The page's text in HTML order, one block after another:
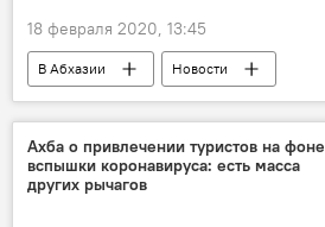
18 февраля 2020, 13:45
В Абхазии Новости
Ахба о привлечении туристов на фоне
вспышки коронавируса: есть масса
других рычагов